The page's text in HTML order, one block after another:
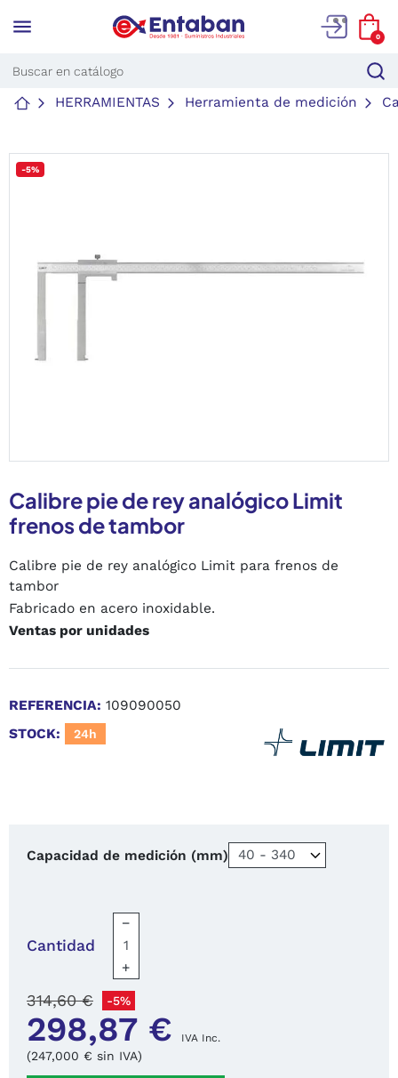
menu 0
HERRAMIENTAS Herramienta de medición
-5%
Calibre pie de rey analógico Limit
frenos de tambor
Calibre pie de rey analógico Limit para frenos de
tambor
Fabricado en acero inoxidable.
Ventas por unidades
REFERENCIA: 109090050
STOCK:
24h
Capacidad de medición (mm)
Cantidad
−
+
298,87 € IVA Inc.
314,60 € -5%
(247,000 € sin IVA)